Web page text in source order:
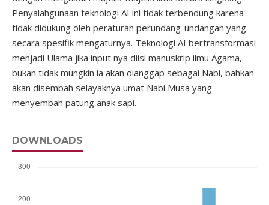
Penyalahgunaan teknologi AI ini tidak terbendung karena
tidak didukung oleh peraturan perundang-undangan yang
secara spesifik mengaturnya. Teknologi AI bertransformasi
menjadi Ulama jika input nya diisi manuskrip ilmu Agama,
bukan tidak mungkin ia akan dianggap sebagai Nabi, bahkan
akan disembah selayaknya umat Nabi Musa yang
menyembah patung anak sapi.
DOWNLOADS